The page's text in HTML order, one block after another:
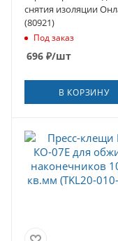
снятия изоляции
(80921)
Под заказ
696 ₽/шт
В КОРЗИНУ